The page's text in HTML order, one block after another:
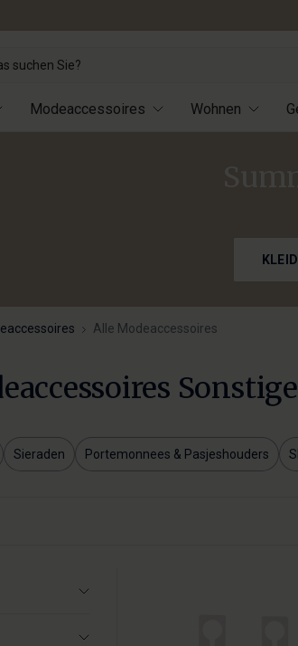
Modeaccessoires Wohnen
Alle Modeaccessoires
Sieraden Portemonnees & Pasjeshouders